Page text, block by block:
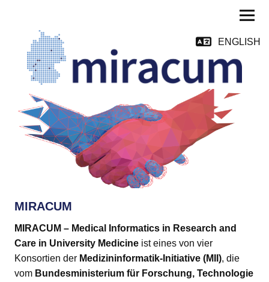
MIRACUM
Medical Informatics in Research and Medicine
ENGLISH
Menü aufklappen
Menü aufklappen
Menü aufklappen
MIRACUM
MIRACUM – Medical Informatics in Research and
Care in University Medicineist eines von vier
Konsortien der Medizininformatik-Initiative (MII), die
vom Bundesministerium für Forschung, Technologie